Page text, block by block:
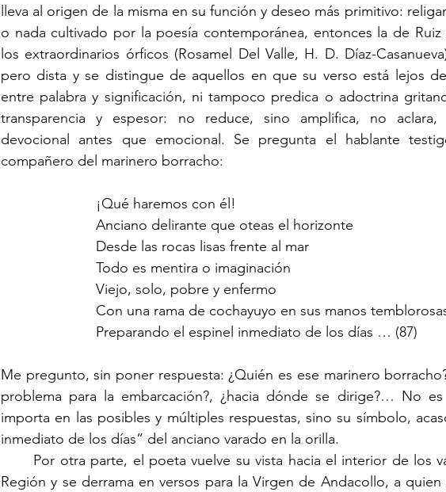
lleva al origen de la misma en su función y deseo más primitivo:
o nada cultivado por la poesía contemporánea, entonces la de
los extraordinarios órficos (Rosamel Del Valle, H. D. Díaz-
pero dista y se distingue de aquellos en que su verso está lejos
entre palabra y significación, ni tampoco predica o adoctrina
transparencia y espesor: no reduce, sino amplifica, no aclara,
devocional antes que emocional. Se pregunta el hablante
compañero del marinero borracho:
¡Qué haremos con él!
Anciano delirante que oteas el horizonte
Desde las rocas lisas frente al mar
Todo es mentira o imaginación
Viejo, solo, pobre y enfermo
Con una rama de cochayuyo en sus manos
Preparando el espinel inmediato de los días … (87)
Me pregunto, sin poner respuesta: ¿Quién es ese marinero
problema para la embarcación?, ¿hacia dónde se dirige?… No
importa en las posibles y múltiples respuestas, sino su símbolo,
inmediato de los días” del anciano varado en la orilla.
Región y se derrama en versos para la Virgen de Andacollo, a